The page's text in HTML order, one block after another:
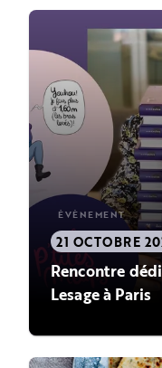
ÉVÈNEMENT
21 OCTOBRE
Rencontre
Lesage à Paris